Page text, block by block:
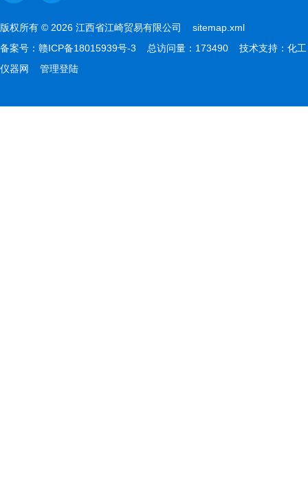
版权所有 © 2026 江西省江崎贸易有限公司 sitemap.xml
备案号： 赣ICP备18015939号-3 总访问量：173490 技术支持： 化工
仪器网
管理登陆